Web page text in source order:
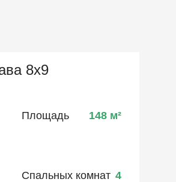
8х9
Площадь 148 м²
Спальных комнат 4